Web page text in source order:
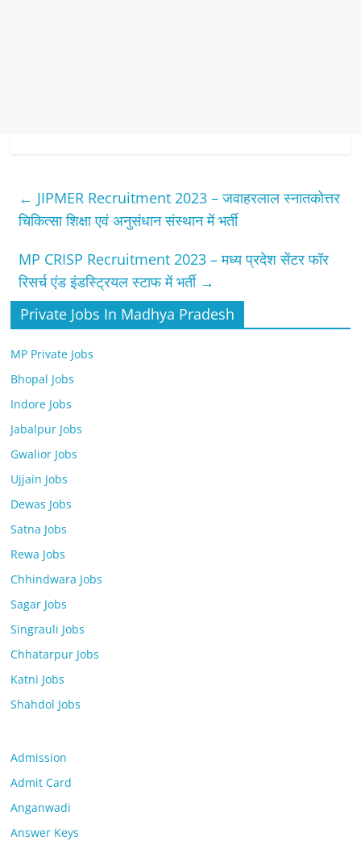
← JIPMER Recruitment 2023 – जवाहरलाल स्नातकोत्तर
चिकित्सा शिक्षा एवं अनुसंधान संस्थान में भर्ती
MP CRISP Recruitment 2023 – मध्य प्रदेश सेंटर फॉर
रिसर्च एंड इंडस्ट्रियल स्टाफ में भर्ती →
Private Jobs In Madhya Pradesh
MP Private Jobs
Bhopal Jobs
Indore Jobs
Jabalpur Jobs
Gwalior Jobs
Ujjain Jobs
Dewas Jobs
Satna Jobs
Rewa Jobs
Chhindwara Jobs
Sagar Jobs
Singrauli Jobs
Chhatarpur Jobs
Katni Jobs
Shahdol Jobs
Admission
Admit Card
Anganwadi
Answer Keys